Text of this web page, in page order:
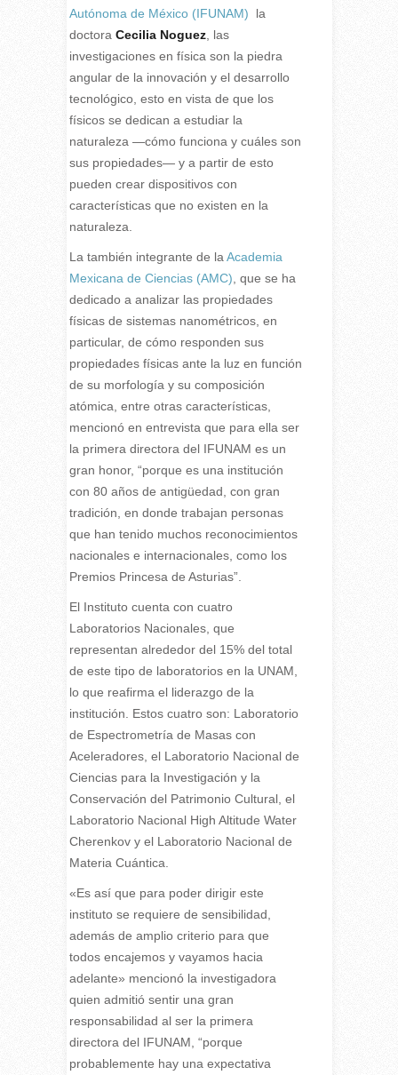
Autónoma de México (IFUNAM) la
doctora Cecilia Noguez, las
investigaciones en física son la piedra
angular de la innovación y el desarrollo
tecnológico, esto en vista de que los
físicos se dedican a estudiar la
naturaleza —cómo funciona y cuáles son
sus propiedades— y a partir de esto
pueden crear dispositivos con
características que no existen en la
naturaleza.
La también integrante de la Academia
Mexicana de Ciencias (AMC) , que se ha
dedicado a analizar las propiedades
físicas de sistemas nanométricos, en
particular, de cómo responden sus
propiedades físicas ante la luz en función
de su morfología y su composición
atómica, entre otras características,
mencionó en entrevista que para ella ser
la primera directora del IFUNAM es un
gran honor, “porque es una institución
con 80 años de antigüedad, con gran
tradición, en donde trabajan personas
que han tenido muchos reconocimientos
nacionales e internacionales, como los
Premios Princesa de Asturias”.
El Instituto cuenta con cuatro
Laboratorios Nacionales, que
representan alrededor del 15% del total
de este tipo de laboratorios en la UNAM,
lo que reafirma el liderazgo de la
institución. Estos cuatro son: Laboratorio
de Espectrometría de Masas con
Aceleradores, el Laboratorio Nacional de
Ciencias para la Investigación y la
Conservación del Patrimonio Cultural, el
Laboratorio Nacional High Altitude Water
Cherenkov y el Laboratorio Nacional de
Materia Cuántica.
«Es así que para poder dirigir este
instituto se requiere de sensibilidad,
además de amplio criterio para que
todos encajemos y vayamos hacia
adelante» mencionó la investigadora
quien admitió sentir una gran
responsabilidad al ser la primera
directora del IFUNAM, “porque
probablemente hay una expectativa